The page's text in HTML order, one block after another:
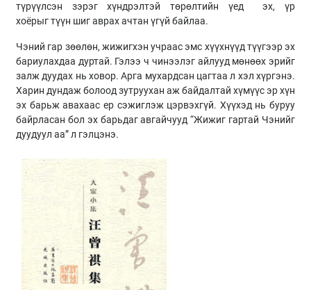
түрүүлсэн зэрэг хүндрэлтэй төрөлтийн үед эх, үр
хоёрыг түүн шиг аврах ачтан үгүй байлаа.
Чэний гар зөөлөн, жижигхэн учраас эмс хүүхнүүд түүгээр эх
бариулахдаа дуртай. Гэлээ ч чинээлэг айлууд мөнөөх эрийг
залж дуудах нь ховор. Арга мухардсан цагтаа л хэл хүргэнэ.
Харин дундаж болоод зутруухан аж байдалтай хүмүүс эр хүн
эх барьж авахаас ер сэжиглэж цэрвэхгүй. Хүүхэд нь буруу
байрласан бол эх барьдаг авгайчууд “Жижиг гартай Чэнийг
дуудуул аа” л гэлцэнэ.